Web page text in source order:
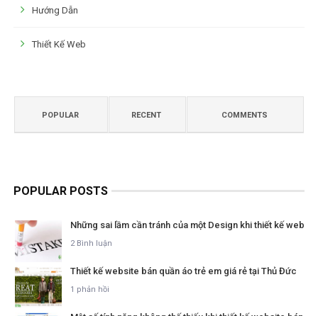
Hướng Dẫn
Thiết Kế Web
POPULAR RECENT COMMENTS
POPULAR POSTS
Những sai lầm cần tránh của một Design khi thiết kế web
2 Bình luận
Thiết kế website bán quần áo trẻ em giá rẻ tại Thủ Đức
1 phản hồi